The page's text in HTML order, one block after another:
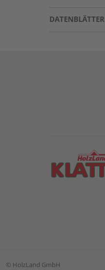
DATENBLÄTTER
© HolzLand GmbH